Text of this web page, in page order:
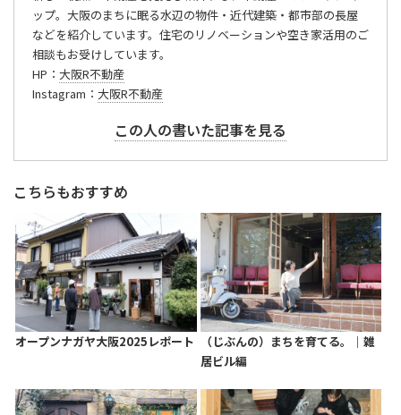
ップ。大阪のまちに眠る水辺の物件・近代建築・都市部の長屋
などを紹介しています。住宅のリノベーションや空き家活用のご
相談もお受けしています。
HP： 大阪R不動産
Instagram： 大阪R不動産
この人の書いた記事を見る
こちらもおすすめ
オープンナガヤ大阪2025レポート
（じぶんの）まちを育てる。｜雑
居ビル編